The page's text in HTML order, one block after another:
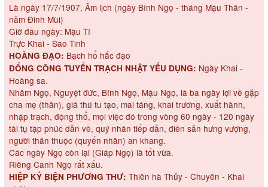
Là ngày 17/7/1907, Âm lịch (ngày Bính Ngọ - tháng Mậu Thân -
năm Đinh Mùi)
Giờ đầu ngày: Mậu Tí
Trực Khai - Sao Tinh
HOÀNG ĐẠO: Bạch hổ hắc đạo
ĐỔNG CÔNG TUYỂN TRẠCH NHẬT YẾU DỤNG: Ngày Khai -
Hoàng sa.
Nhâm Ngọ, Nguyệt đức, Bính Ngọ, Mậu Ngọ, là ba ngày lợi về gặp
cha mẹ (thân), giá thú tu tạo, mai táng, khai trương, xuất hành,
nhập trạch, động thổ, mọi việc đó trong vòng 60 ngày - 120 ngày
tài tụ tập phúc dẫn về, quý nhân tiếp dẫn, điền sản hưng vượng,
người thân thuộc (quyến nhân) an khang.
Các ngày Ngọ còn lại (Giáp Ngọ) là tốt vừa.
Riêng Canh Ngọ rất xấu.
HIỆP KỶ BIỆN PHƯƠNG THƯ: Thiên hà Thủy - Chuyên - Khai